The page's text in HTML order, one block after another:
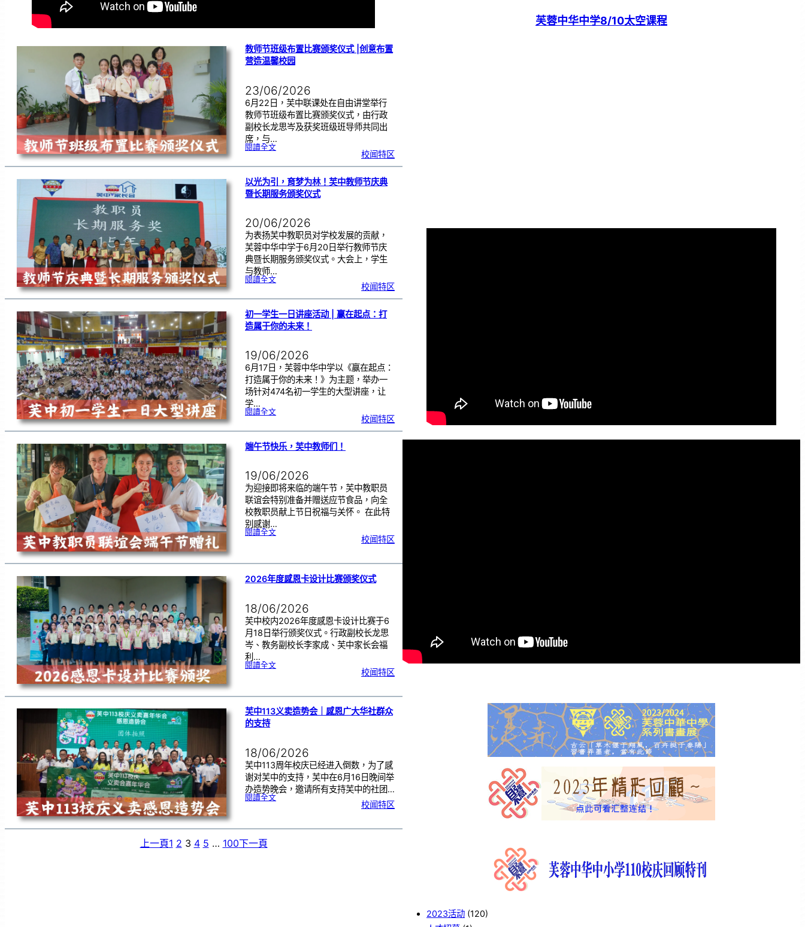
教师节班级布置比赛颁奖仪式 |创意布置
营造温馨校园
23/06/2026
6月22日，芙中联课处在自由讲堂举行
教师节班级布置比赛颁奖仪式，由行政
副校长龙思岑及获奖班级班导师共同出
席，与…
閱讀全文:教
级
置比
赛
颁
奖
仪
式
布
置
营
造
温
馨
校
园
校闻特区
以光为引，育梦为林！芙中教师节庆典
暨长期服务颁奖仪式
20/06/2026
为表扬芙中教职员对学校发展的贡献，
芙蓉中华中学于6月20日举行教师节庆
典暨长期服务颁奖仪式。大会上，学生
与教师…
閱讀全文:以
，
为
林
！
芙
中
教
典
暨
长
期服
务
颁
奖
仪
式
校闻特区
初一学生一日讲座活动 | 赢在起点：打
造属于你的未来！
19/06/2026
6月17日，芙蓉中华中学以《赢在起点：
打造属于你的未来！》为主题，举办一
场针对474名初一学生的大型讲座，让
学…
閱讀全文:初
一
讲
座
活
动
起
点
：
打
造
属
于
你
的
未
来
！
校闻特区
端午节快乐，芙中教师们！
19/06/2026
为迎接即将来临的端午节，芙中教职员
联谊会特别准备并赠送应节食品，向全
校教职员献上节日祝福与关怀。 在此特
别感谢…
閱讀全文:端
芙
中
师
们
！
校闻特区
2026年度感恩卡设计比赛颁奖仪式
18/06/2026
芙中校内2026年度感恩卡设计比赛于6
月18日举行颁奖仪式。行政副校长龙思
岑、教务副校长李家成、芙中家长会福
利…
閱讀全文:2
恩
设
计
比
赛
校闻特区
芙中113义卖造势会｜感恩广大华社群众
的支持
18/06/2026
芙中113周年校庆已经进入倒数，为了感
谢对芙中的支持，芙中在6月16日晚间举
办造势晚会，邀请所有支持芙中的社团…
閱讀全文:芙
造
校闻特区
上一頁1 2 3 4 5 … 100下一頁
芙蓉中华中学8/10太空课程
2023活动 (120)